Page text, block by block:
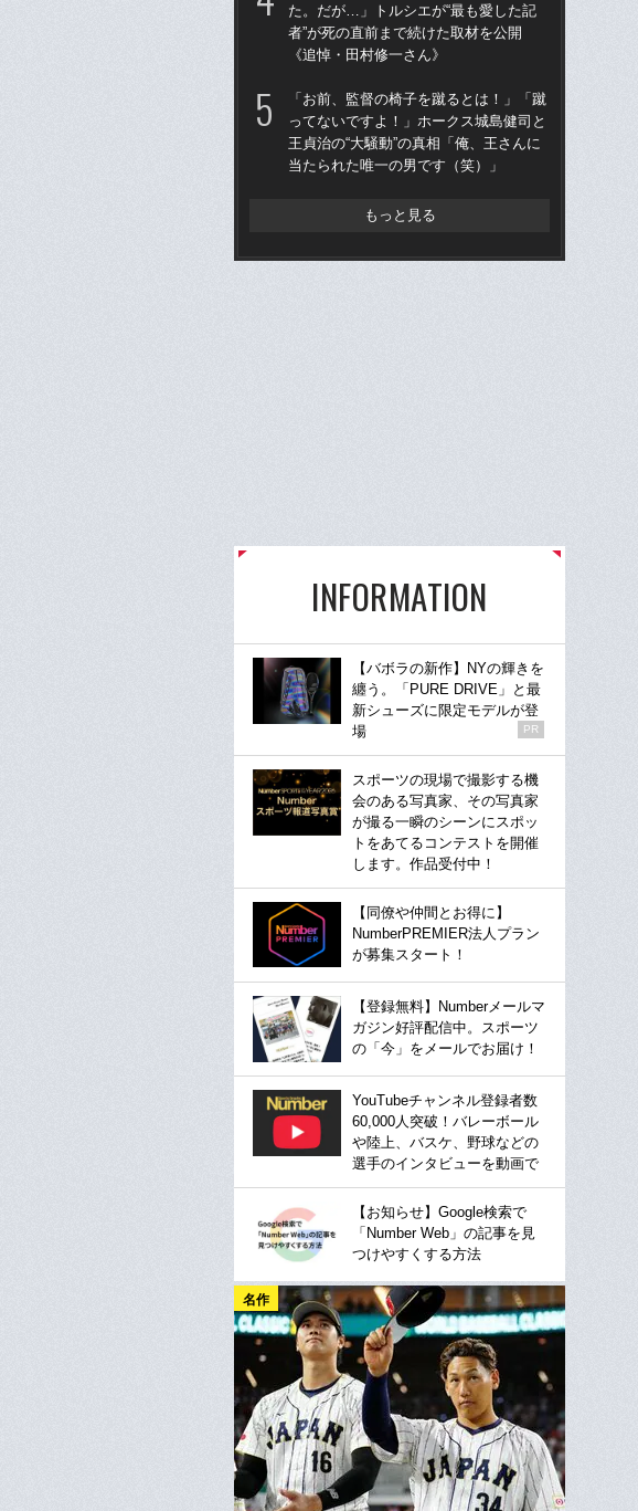
た。だが…」トルシエが“最も愛した記
者”が死の直前まで続けた取材を公開
《追悼・田村修一さん》
「お前、監督の椅子を蹴るとは！」「蹴
ってないですよ！」ホークス城島健司と
王貞治の“大騒動”の真相「俺、王さんに
当たられた唯一の男です（笑）」
もっと見る
INFORMATION
【バボラの新作】NYの輝きを
纏う。「PURE DRIVE」と最
新シューズに限定モデルが登
場
PR
スポーツの現場で撮影する機
会のある写真家、その写真家
が撮る一瞬のシーンにスポッ
トをあてるコンテストを開催
します。作品受付中！
【同僚や仲間とお得に】
NumberPREMIER法人プラン
が募集スタート！
【登録無料】Numberメールマ
ガジン好評配信中。スポーツ
の「今」をメールでお届け！
YouTubeチャンネル登録者数
60,000人突破！バレーボール
や陸上、バスケ、野球などの
選手のインタビューを動画で
【お知らせ】Google検索で
「Number Web」の記事を見
つけやすくする方法
名作